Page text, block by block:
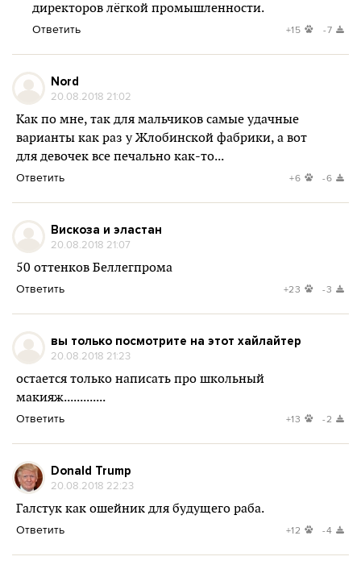
директоров лёгкой промышленности.
Ответить +15 -7
Nord
20.08.2018 21:02
Как по мне, так для мальчиков самые удачные
варианты как раз у Жлобинской фабрики, а вот
для девочек все печально как-то...
Ответить +6 -6
Вискоза и эластан
20.08.2018 21:07
50 оттенков Беллегпрома
Ответить +23 -3
вы только посмотрите на этот хайлайтер
20.08.2018 21:23
остается только написать про школьный
макияж.............
Ответить +13 -2
Donald Trump
20.08.2018 22:23
Галстук как ошейник для будущего раба.
Ответить +12 -4